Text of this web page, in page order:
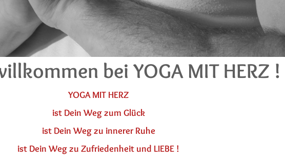
bei YOGA MIT HERZ !
YOGA MIT HERZ
ist Dein Weg zum Glück
ist Dein Weg zu innerer Ruhe
ist Dein Weg zu Zufriedenheit und LIEBE !